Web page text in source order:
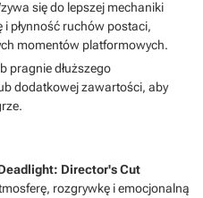
się do lepszej mechaniki
płynność ruchów postaci,
momentów platformowych.
pragnie dłuższego
dodatkowej zawartości, aby
Director's Cut
rozgrywkę i emocjonalną